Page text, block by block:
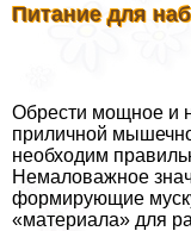
Питание для
Обрести мощное и
приличной
необходим
Немаловажное
формирующие
«материала» для